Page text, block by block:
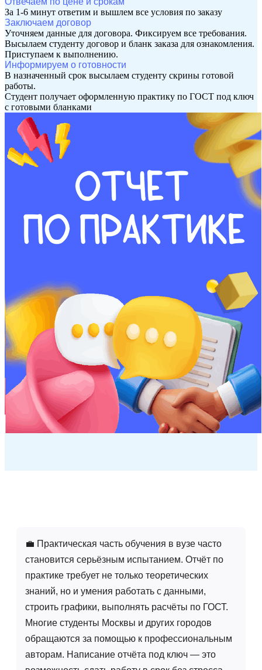
За 1-6 минут ответим и вышлем все условия по заказу
Заключаем договор
Уточняем данные для договора. Фиксируем все требования.
Высылаем студенту договор и бланк заказа для ознакомления.
Приступаем к выполнению.
Информируем о готовности
В назначенный срок высылаем студенту скрины готовой
работы.
Студент получает оформленную практику по ГОСТ под ключ
с готовыми бланками
💼 Практическая часть обучения в вузе часто
становится серьёзным испытанием. Отчёт по
практике требует не только теоретических
знаний, но и умения работать с данными,
строить графики, выполнять расчёты по ГОСТ.
Многие студенты Москвы и других городов
обращаются за помощью к профессиональным
авторам. Написание отчёта под ключ — это